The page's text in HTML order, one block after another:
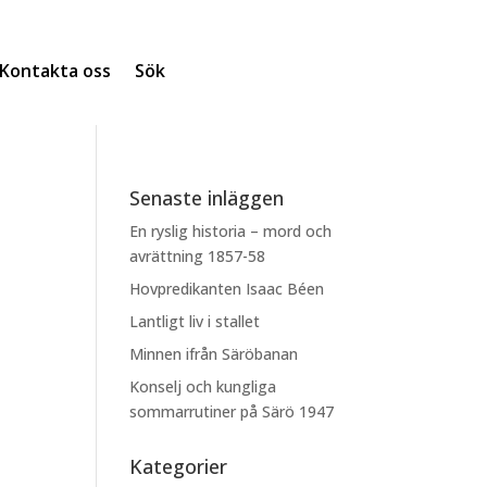
oss Sök
Senaste inläggen
En ryslig historia – mord och
avrättning 1857-58
Hovpredikanten Isaac Béen
Lantligt liv i stallet
Minnen ifrån Säröbanan
Konselj och kungliga
sommarrutiner på Särö 1947
Kategorier